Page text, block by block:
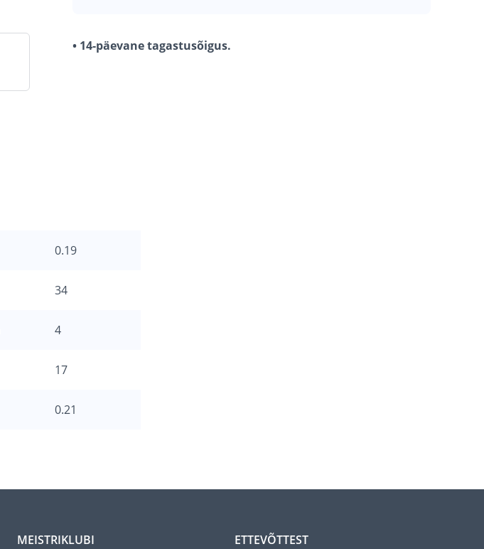
• 14-päevane tagastusõigus.
0.19
34
4
17
0.21
MEISTRIKLUBI
ETTEVÕTTEST